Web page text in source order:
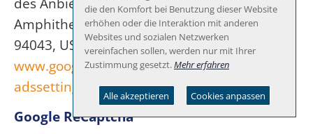
Amphitheatre Parkway, Mountain View, CA
94043, USA, ein. Datenschutzerklärung:
www.google.com/policies/privacy/, Opt-Out:
adssettings.google.com/authenticated.
Google ReCaptcha
die den Komfort bei Benutzung dieser Website
erhöhen oder die Interaktion mit anderen
Websites und sozialen Netzwerken
vereinfachen sollen, werden nur mit Ihrer
Zustimmung gesetzt.Mehr erfahren
Alle akzeptieren Cookies anpassen